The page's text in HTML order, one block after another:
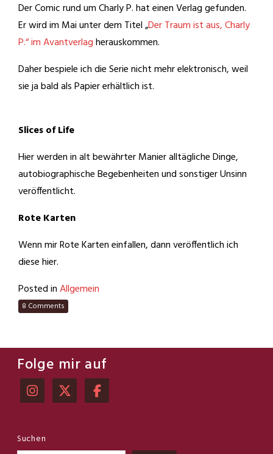
Der Comic rund um Charly P. hat einen Verlag gefunden.
Er wird im Mai unter dem Titel „Der Traum ist aus, Charly
P.“ im Avantverlagherauskommen.
Daher bespiele ich die Serie nicht mehr elektronisch, weil
sie ja bald als Papier erhältlich ist.
Slices of Life
Hier werden in alt bewährter Manier alltägliche Dinge,
autobiographische Begebenheiten und sonstiger Unsinn
veröffentlicht.
Rote Karten
Wenn mir Rote Karten einfallen, dann veröffentlich ich
diese hier.
Posted inAllgemein
8 Comments
Folge mir auf
Suchen